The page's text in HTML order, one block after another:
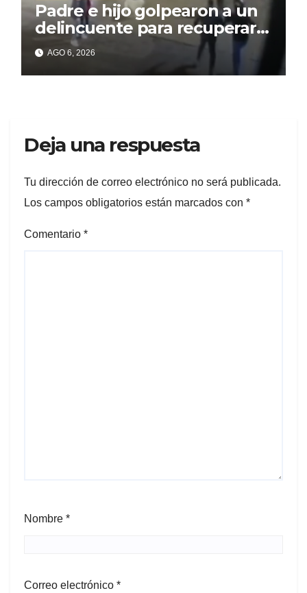
Padre e hijo golpearon a un
delincuente para recuperar
un celular robado en Berisso
AGO 6, 2026
Deja una respuesta
Tu dirección de correo electrónico no será publicada.
Los campos obligatorios están marcados con *
Comentario *
Nombre *
Correo electrónico *